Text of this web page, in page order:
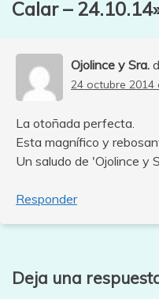
Calar – 24.10.14
Ojolince y Sra.
24 octubre 2014
La otoñada perfecta.
Esta magnífico y
Un saludo de 'Ojolince y
Responder
Deja una